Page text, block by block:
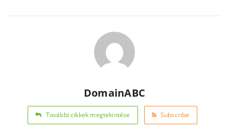
DomainABC
További cikkek megtekintése Subscribe